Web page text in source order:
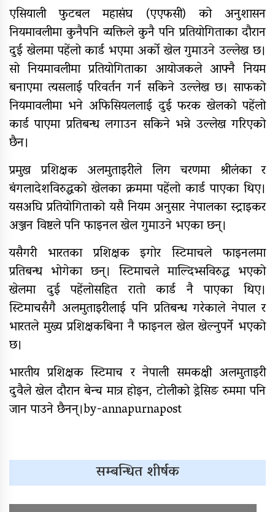
एसियाली फुटबल महासंघ (एएफसी) को अनुशासन
नियमावलीमा कुनैपनि व्यक्तिले कुनै पनि प्रतियोगिताका दौरान
दुई खेलमा पहेंलो कार्ड भएमा अर्को खेल गुमाउने उल्लेख छ।
सो नियमावलीमा प्रतियोगिताका आयोजकले आफ्नै नियम
बनाएमा त्यसलाई परिवर्तन गर्न सकिने उल्लेख छ। साफको
नियमावलीमा भने अफिसियललाई दुई फरक खेलको पहेंलो
कार्ड पाएमा प्रतिबन्ध लगाउन सकिने भन्ने उल्लेख गरिएको
छैन।
प्रमुख प्रशिक्षक अलमुताइरीले लिग चरणमा श्रीलंका र
बंगलादेशविरुद्धको खेलका क्रममा पहेंलो कार्ड पाएका थिए।
यसअघि प्रतियोगिताको यसै नियम अनुसार नेपालका स्ट्राइकर
अञ्जन विष्टले पनि फाइनल खेल गुमाउने भएका छन्।
यसैगरी भारतका प्रशिक्षक इगोर स्टिमाचले फाइनलमा
प्रतिबन्ध भोगेका छन्। स्टिमाचले माल्दिभ्सविरुद्ध भएको
खेलमा दुई पहेंलोसहित रातो कार्ड नै पाएका थिए।
स्टिमाचसँगै अलमुताइरीलाई पनि प्रतिबन्ध गरेकाले नेपाल र
भारतले मुख्य प्रशिक्षकबिना नै फाइनल खेल खेल्नुपर्ने भएको
छ।
भारतीय प्रशिक्षक स्टिमाच र नेपाली समकक्षी अलमुताइरी
दुवैले खेल दौरान बेन्च मात्र होइन, टोलीको ड्रेसिङ रुममा पनि
जान पाउने छैनन्।by-annapurnapost
सम्बन्धित शीर्षक